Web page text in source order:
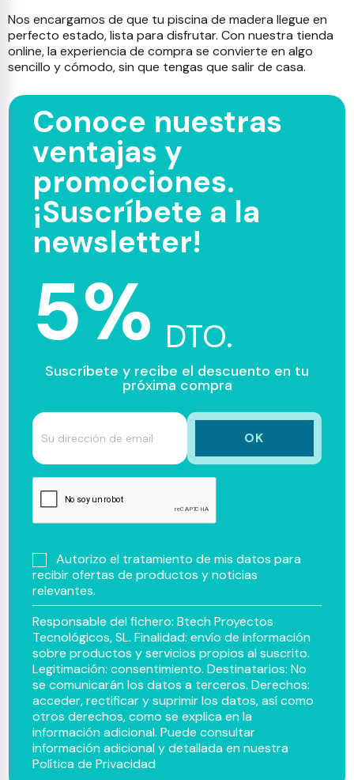
Nos encargamos de que tu piscina de madera llegue en
perfecto estado, lista para disfrutar. Con nuestra tienda
online, la experiencia de compra se convierte en algo
sencillo y cómodo, sin que tengas que salir de casa.
Conoce nuestras
ventajas y
promociones.
¡Suscríbete a la
newsletter!
5% DTO.
Suscríbete y recibe el descuento en tu
próxima compra
Autorizo el tratamiento de mis datos para
recibir ofertas de productos y noticias
relevantes.
Responsable del fichero: Btech Proyectos
Tecnológicos, SL. Finalidad: envío de información
sobre productos y servicios propios al suscrito.
Legitimación: consentimiento. Destinatarios: No
se comunicarán los datos a terceros. Derechos:
acceder, rectificar y suprimir los datos, así como
otros derechos, como se explica en la
información adicional. Puede consultar
información adicional y detallada en nuestra
Política de Privacidad